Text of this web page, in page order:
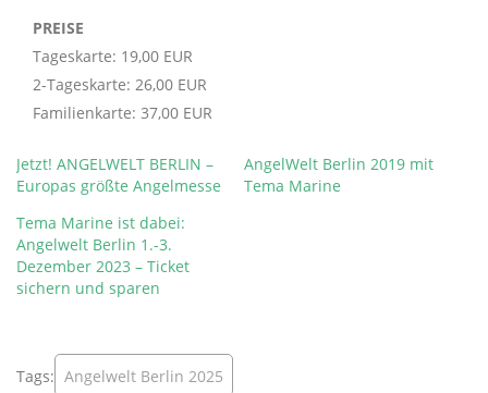
PREISE
Tageskarte: 19,00 EUR
2-Tageskarte: 26,00 EUR
Familienkarte: 37,00 EUR
Jetzt! ANGELWELT BERLIN –
Europas größte Angelmesse
AngelWelt Berlin 2019 mit
Tema Marine
Tema Marine ist dabei:
Angelwelt Berlin 1.-3.
Dezember 2023 – Ticket
sichern und sparen
Tags: Angelwelt Berlin 2025